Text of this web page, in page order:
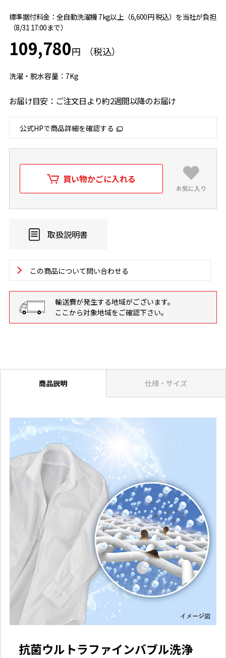
109,780円
お届け目安：ご注文日より約2週間以降のお届け
標準据付料金：全自動洗濯機 7kg以上（6,600円 税込）を当社が負担
（8/31 17:00まで）
洗濯・脱水容量：7Kg
買い物かごに入れる
お気に入り
この商品について問い合わせる
公式HPで商品詳細を確認する
輸送費が発生する地域がございます。
ここから対象地域をご確認下さい。
取扱説明書
商品説明 仕様・サイズ
抗菌ウルトラファインバブル洗浄